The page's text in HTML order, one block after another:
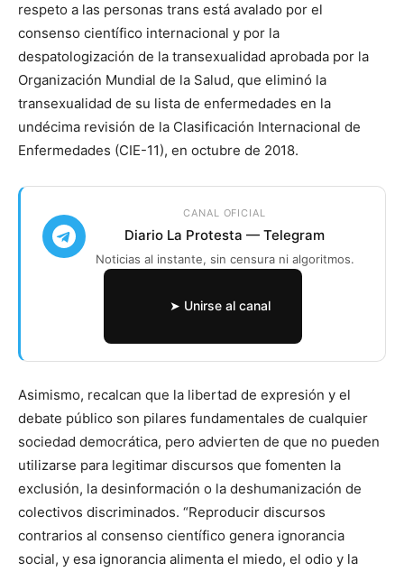
respeto a las personas trans está avalado por el
consenso científico internacional y por la
despatologización de la transexualidad aprobada por la
Organización Mundial de la Salud, que eliminó la
transexualidad de su lista de enfermedades en la
undécima revisión de la Clasificación Internacional de
Enfermedades (CIE-11), en octubre de 2018.
CANAL OFICIAL
Diario La Protesta — Telegram
Noticias al instante, sin censura ni algoritmos.
➤ Unirse al canal
Asimismo, recalcan que la libertad de expresión y el
debate público son pilares fundamentales de cualquier
sociedad democrática, pero advierten de que no pueden
utilizarse para legitimar discursos que fomenten la
exclusión, la desinformación o la deshumanización de
colectivos discriminados. “Reproducir discursos
contrarios al consenso científico genera ignorancia
social, y esa ignorancia alimenta el miedo, el odio y la